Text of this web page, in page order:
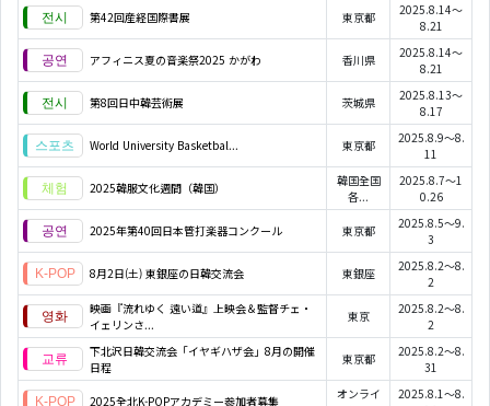
第42回産経国際書展 東京都
2025.8.14～
8.21
アフィニス夏の音楽祭2025 かがわ 香川県
2025.8.14～
8.21
第8回日中韓芸術展 茨城県
2025.8.13～
8.17
World University Basketbal... 東京都
2025.8.9～8.
11
2025韓服文化週間（韓国）
韓国全国
各...
2025.8.7～1
0.26
2025年第40回日本管打楽器コンクール 東京都
2025.8.5～9.
3
8月2日(土) 東銀座の日韓交流会 東銀座
2025.8.2～8.
2
映画『流れゆく 遠い道』上映会＆監督チェ・
イェリンさ...
東京
2025.8.2～8.
2
下北沢日韓交流会「イヤギハザ会」8月の開催
日程
東京都
2025.8.2～8.
31
2025全北K-POPアカデミー参加者募集
オンライ
2025.8.1～8.